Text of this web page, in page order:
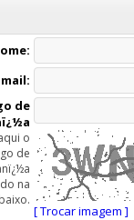
mail:
de
o
de
na
[ Trocar imagem ]